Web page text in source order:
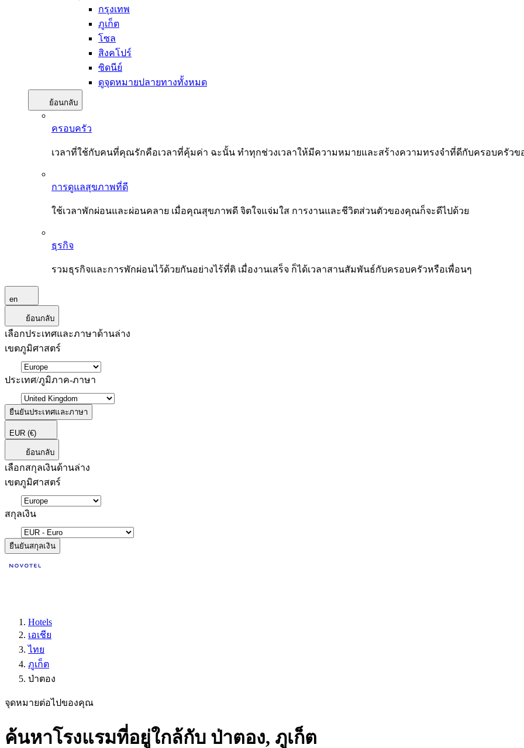
กรุงเทพ
ภูเก็ต
โซล
สิงคโปร์
ซิดนีย์
ดูจุดหมายปลายทางทั้งหมด
ย้อนกลับ
ครอบครัว
เวลาที่ใช้กับคนที่คุณรักคือเวลาที่คุ้มค่า ฉะนั้น ทำทุกช่วงเวลาให้มีความหมายและสร้างความทรงจำที่ดีกับครอบครัว
การดูแลสุขภาพที่ดี
ใช้เวลาพักผ่อนและผ่อนคลาย เมื่อคุณสุขภาพดี จิตใจแจ่มใส การงานและชีวิตส่วนตัวของคุณก็จะดีไปด้วย
ธุรกิจ
รวมธุรกิจและการพักผ่อนไว้ด้วยกันอย่างไร้ที่ติ เมื่องานเสร็จ ก็ได้เวลาสานสัมพันธ์กับครอบครัวหรือเพื่อนๆ
en
ย้อนกลับ
เลือกประเทศและภาษาด้านล่าง
เขตภูมิศาสตร์
ประเทศ/ภูมิภาค-ภาษา
ยืนยันประเทศและภาษา
EUR (€)
ย้อนกลับ
เลือกสกุลเงินด้านล่าง
เขตภูมิศาสตร์
สกุลเงิน
ยืนยันสกุลเงิน
Hotels
เอเชีย
ไทย
ภูเก็ต
ป่าตอง
จุดหมายต่อไปของคุณ
ค้นหาโรงแรมที่อยู่ใกล้กับ ป่าตอง, ภูเก็ต